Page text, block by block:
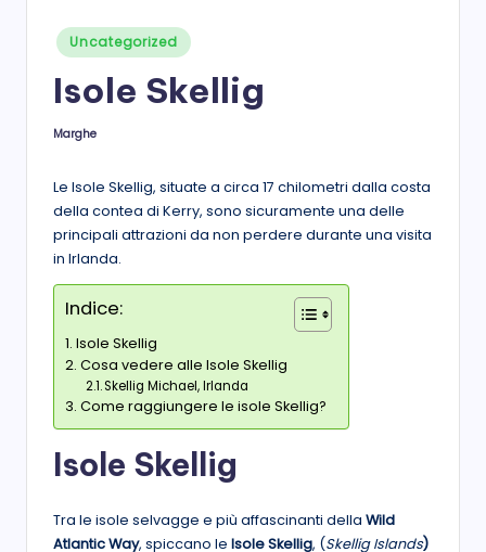
Posted
in
Uncategorized
Isole Skellig
Posted
Marghe
Le Isole Skellig, situate a circa 17 chilometri dalla costa
della contea di Kerry, sono sicuramente una delle
principali attrazioni da non perdere durante una visita
in Irlanda.
Indice:
Isole Skellig
Cosa vedere alle Isole Skellig
Skellig Michael, Irlanda
Come raggiungere le isole Skellig?
Isole Skellig
Tra le isole selvagge e più affascinanti della Wild
Atlantic Way, spiccano le Isole Skellig, (Skellig Islands)